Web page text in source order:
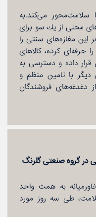
سلامت‌محور می‌كند.به
محلی از یك سو برای
این مغازه‌های سنتی را
حرفه‌ای كرده، كالاهای
قرار داده و دسترسی به
دیگر با تامین منظم و
دغدغه‌های فروشندگان
در گروه صنعتی گلرنگ
به همت واحد
طی سه روز مورد